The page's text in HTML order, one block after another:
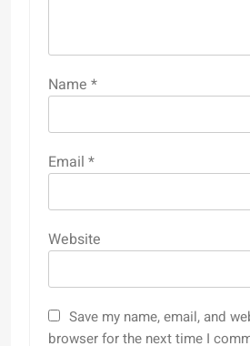
Name *
Email *
Website
Save my name, email, and
browser for the next time I